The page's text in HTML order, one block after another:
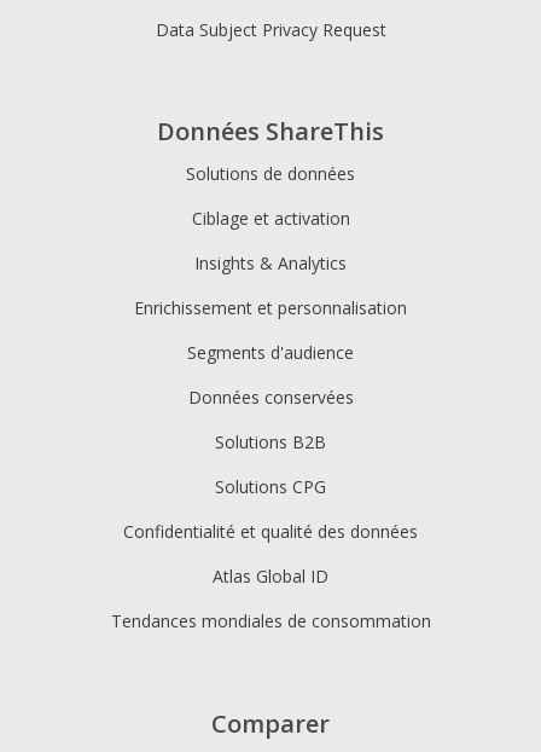
Données ShareThis
Solutions de données
Ciblage et activation
Insights & Analytics
Enrichissement et personnalisation
Segments d'audience
Données conservées
Solutions B2B
Solutions CPG
Confidentialité et qualité des données
Atlas Global ID
Tendances mondiales de consommation
Data Subject Privacy Request
Comparer